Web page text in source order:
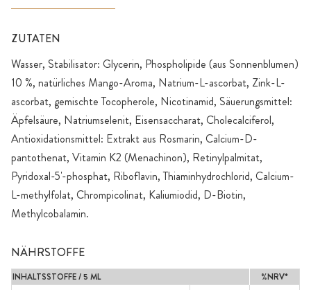
ZUTATEN
Wasser, Stabilisator: Glycerin, Phospholipide (aus Sonnenblumen)
10 %, natürliches Mango-Aroma, Natrium-L-ascorbat, Zink-L-
ascorbat, gemischte Tocopherole, Nicotinamid, Säuerungsmittel:
Äpfelsäure, Natriumselenit, Eisensaccharat, Cholecalciferol,
Antioxidationsmittel: Extrakt aus Rosmarin, Calcium-D-
pantothenat, Vitamin K2 (Menachinon), Retinylpalmitat,
Pyridoxal-5'-phosphat, Riboflavin, Thiaminhydrochlorid, Calcium-
L-methylfolat, Chrompicolinat, Kaliumiodid, D-Biotin,
Methylcobalamin.
NÄHRSTOFFE
INHALTSSTOFFE / 5 ML %NRV*